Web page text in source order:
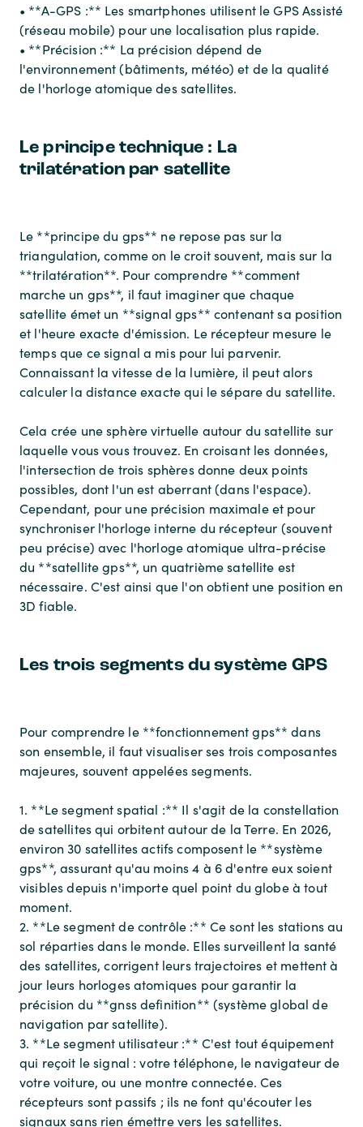
• **A-GPS :** Les smartphones utilisent le GPS Assisté
(réseau mobile) pour une localisation plus rapide.
• **Précision :** La précision dépend de
l'environnement (bâtiments, météo) et de la qualité
de l'horloge atomique des satellites.
Le principe technique : La
trilatération par satellite
Le **principe du gps** ne repose pas sur la
triangulation, comme on le croit souvent, mais sur la
**trilatération**. Pour comprendre **comment
marche un gps**, il faut imaginer que chaque
satellite émet un **signal gps** contenant sa position
et l'heure exacte d'émission. Le récepteur mesure le
temps que ce signal a mis pour lui parvenir.
Connaissant la vitesse de la lumière, il peut alors
calculer la distance exacte qui le sépare du satellite.
Cela crée une sphère virtuelle autour du satellite sur
laquelle vous vous trouvez. En croisant les données,
l'intersection de trois sphères donne deux points
possibles, dont l'un est aberrant (dans l'espace).
Cependant, pour une précision maximale et pour
synchroniser l'horloge interne du récepteur (souvent
peu précise) avec l'horloge atomique ultra-précise
du **satellite gps**, un quatrième satellite est
nécessaire. C'est ainsi que l'on obtient une position en
3D fiable.
Les trois segments du système GPS
Pour comprendre le **fonctionnement gps** dans
son ensemble, il faut visualiser ses trois composantes
majeures, souvent appelées segments.
1. **Le segment spatial :** Il s'agit de la constellation
de satellites qui orbitent autour de la Terre. En 2026,
environ 30 satellites actifs composent le **système
gps**, assurant qu'au moins 4 à 6 d'entre eux soient
visibles depuis n'importe quel point du globe à tout
moment.
2. **Le segment de contrôle :** Ce sont les stations au
sol réparties dans le monde. Elles surveillent la santé
des satellites, corrigent leurs trajectoires et mettent à
jour leurs horloges atomiques pour garantir la
précision du **gnss definition** (système global de
navigation par satellite).
3. **Le segment utilisateur :** C'est tout équipement
qui reçoit le signal : votre téléphone, le navigateur de
votre voiture, ou une montre connectée. Ces
récepteurs sont passifs ; ils ne font qu'écouter les
signaux sans rien émettre vers les satellites.